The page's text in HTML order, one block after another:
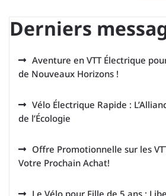
Derniers
Aventure en VTT Électrique
de Nouveaux Horizons !
Vélo Électrique Rapide :
de l’Écologie
Offre Promotionnelle sur les
Votre Prochain Achat!
Le Vélo pour Fille de 5 ans :